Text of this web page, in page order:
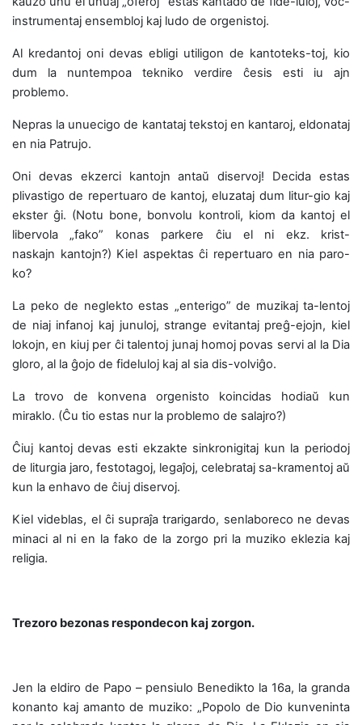
instrumentaj ensembloj kaj ludo de orgenistoj.
Al kredantoj oni devas ebligi utiligon de kantoteks-toj, kio
dum la nuntempoa tekniko verdire ĉesis esti iu ajn
problemo.
Nepras la unuecigo de kantataj tekstoj en kantaroj, eldonataj
en nia Patrujo.
Oni devas ekzerci kantojn antaŭ diservoj! Decida estas
plivastigo de repertuaro de kantoj, eluzataj dum litur-gio kaj
ekster ĝi. (Notu bone, bonvolu kontroli, kiom da kantoj el
libervola „fako” konas parkere ĉiu el ni ekz. krist-
naskajn kantojn?) Kiel aspektas ĉi repertuaro en nia paro-
ko?
La peko de neglekto estas „enterigo” de muzikaj ta-lentoj
de niaj infanoj kaj junuloj, strange evitantaj preĝ-ejojn, kiel
lokojn, en kiuj per ĉi talentoj junaj homoj povas servi al la Dia
gloro, al la ĝojo de fideluloj kaj al sia dis-volviĝo.
La trovo de konvena orgenisto koincidas hodiaŭ kun
miraklo. (Ĉu tio estas nur la problemo de salajro?)
Ĉiuj kantoj devas esti ekzakte sinkronigitaj kun la periodoj
de liturgia jaro, festotagoj, legaĵoj, celebrataj sa-kramentoj aŭ
kun la enhavo de ĉiuj diservoj.
Kiel videblas, el ĉi supraĵa trarigardo, senlaboreco ne devas
minaci al ni en la fako de la zorgo pri la muziko eklezia kaj
religia.
Trezoro bezonas respondecon kaj zorgon.
Jen la eldiro de Papo – pensiulo Benedikto la 16a, la granda
konanto kaj amanto de muziko: „Popolo de Dio kunveninta